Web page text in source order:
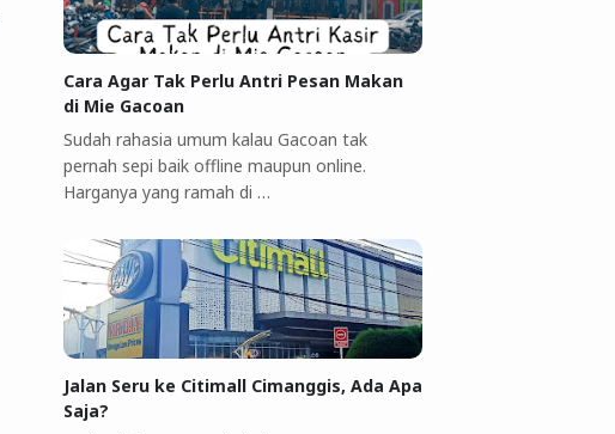
Cara Agar Tak Perlu Antri Pesan Makan
di Mie Gacoan
Sudah rahasia umum kalau Gacoan tak
pernah sepi baik offline maupun online.
Harganya yang ramah di …
Jalan Seru ke Citimall Cimanggis, Ada Apa
Saja?